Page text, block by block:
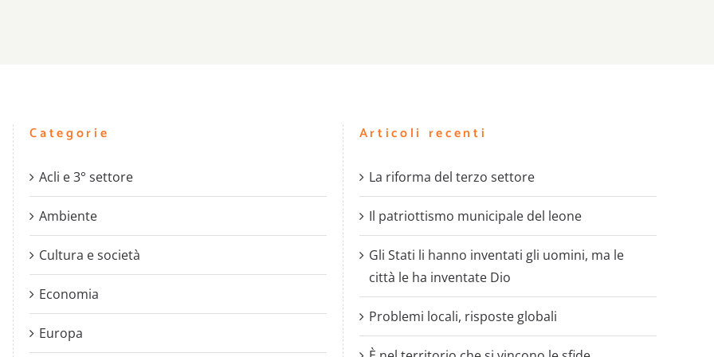
Categorie
Acli e 3° settore
Ambiente
Cultura e società
Economia
Europa
Articoli recenti
La riforma del terzo settore
Il patriottismo municipale del leone
Gli Stati li hanno inventati gli uomini, ma le
città le ha inventate Dio
Problemi locali, risposte globali